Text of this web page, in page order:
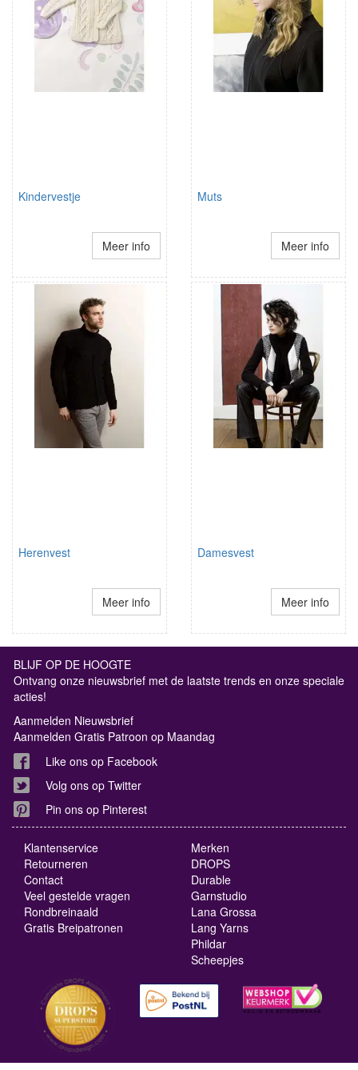
Kindervestje
Meer info
Muts
Meer info
Herenvest
Meer info
Damesvest
Meer info
BLIJF OP DE HOOGTE
Ontvang onze nieuwsbrief met de laatste trends en onze speciale
acties!
Aanmelden Nieuwsbrief
Aanmelden Gratis Patroon op Maandag
Like ons op Facebook
Volg ons op Twitter
Pin ons op Pinterest
Klantenservice
Retourneren
Contact
Veel gestelde vragen
Rondbreinaald
Gratis Breipatronen
Merken
DROPS
Durable
Garnstudio
Lana Grossa
Lang Yarns
Phildar
Scheepjes